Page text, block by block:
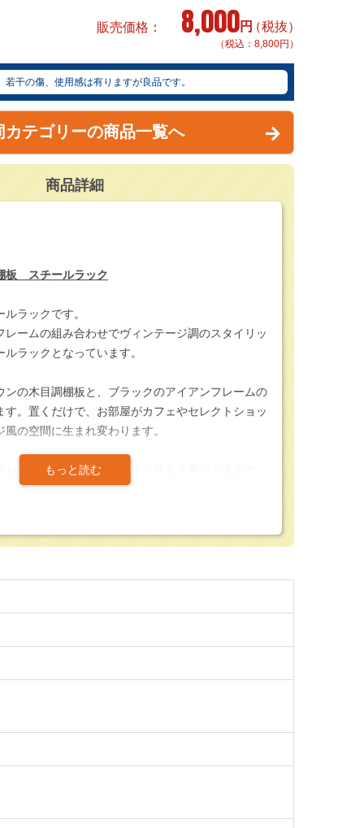
販売価格 8,000円（税抜）
（税込：8,800円）
若干の傷、使用感は有りますが良品です。
カテゴリーの商品一覧へ
商品詳細
板 スチールラック
ラックです。
レームの組み合わせでヴィンテージ調のスタイリッ
ラックとなっています。
ンの木目調棚板と、ブラックのアイアンフレームの
す。置くだけで、お部屋がカフェやセレクトショッ
の空間に生まれ変わります。
せて、棚板の高さを自由に変える事が出来ます。
られるため、収納物の変更に柔軟に対応可能で
店舗やご家庭でも活躍できるスタイッリシュなスチ
都圏対応